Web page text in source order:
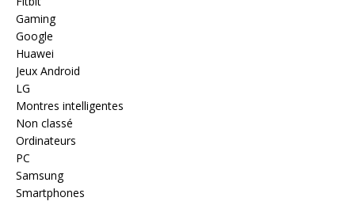
Gaming
Google
Huawei
Jeux Android
LG
Montres intelligentes
Non classé
Ordinateurs
PC
Samsung
Smartphones